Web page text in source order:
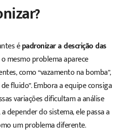
épadronizar a descrição das
mesmo problema aparece
como “vazamento na bomba”,
fluido”. Embora a equipe consiga
variações dificultam a análise
depender do sistema, ele passa a
um problema diferente.